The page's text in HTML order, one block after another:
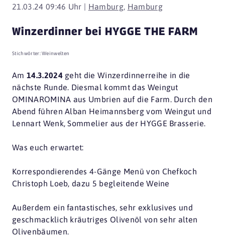
21.03.24 09:46 Uhr | Hamburg, Hamburg
Winzerdinner bei HYGGE THE FARM
Stichwörter:Weinwelten
Am 14.3.2024 geht die Winzerdinnerreihe in die
nächste Runde. Diesmal kommt das Weingut
OMINAROMINA aus Umbrien auf die Farm. Durch den
Abend führen Alban Heimannsberg vom Weingut und
Lennart Wenk, Sommelier aus der HYGGE Brasserie.
Was euch erwartet:
Korrespondierendes 4-Gänge Menü von Chefkoch
Christoph Loeb, dazu 5 begleitende Weine
Außerdem ein fantastisches, sehr exklusives und
geschmacklich kräutriges Olivenöl von sehr alten
Olivenbäumen.